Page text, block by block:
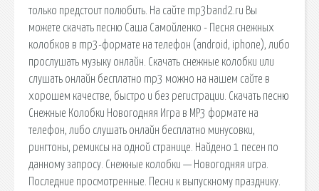
только предстоит полюбить. На сайте mp3band2.ru Вы
можете скачать песню Саша Самойленко - Песня снежных
колобков в mp3-формате на телефон (android, iphone), либо
прослушать музыку онлайн. Скачать снежные колобки или
слушать онлайн бесплатно mp3 можно на нашем сайте в
хорошем качестве, быстро и без регистрации. Скачать песню
Снежные Колобки Новогодняя Игра в MP3 формате на
телефон, либо слушать онлайн бесплатно минусовки,
рингтоны, ремиксы на одной странице. Найдено 1 песен по
данному запросу. Снежные колобки — Новогодняя игра.
Последние просмотренные. Песни к выпускному празднику.